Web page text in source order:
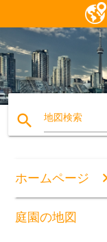
search 地図検索
ホームページ
庭園の地図